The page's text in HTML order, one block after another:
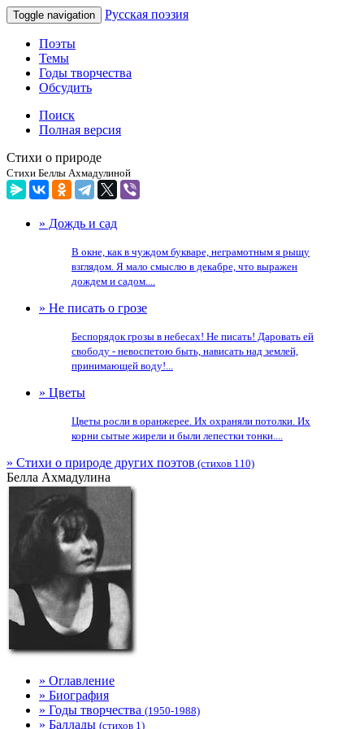
Toggle navigation Русская поэзия
Поэты
Темы
Годы творчества
Обсудить
Поиск
Полная версия
Стихи о природе
Стихи Беллы Ахмадулиной
» Дождь и сад
В окне, как в чуждом букваре, неграмотным я рыщу
взглядом. Я мало смыслю в декабре, что выражен
дождем и садом....
» Не писать о грозе
Беспорядок грозы в небесах! Не писать! Даровать ей
свободу - невоспетою быть, нависать над землей,
принимающей воду!...
» Цветы
Цветы росли в оранжерее. Их охраняли потолки. Их
корни сытые жирели и были лепестки тонки....
» Стихи о природе других поэтов (стихов 110)
Белла Ахмадулина
» Оглавление
» Биография
» Годы творчества (1950-1988)
» Баллады (стихов 1)